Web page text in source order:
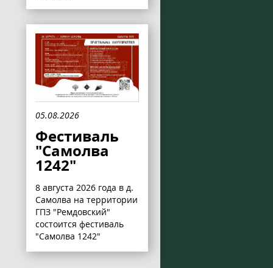
05.08.2026
Фестиваль
"Самолва
1242"
8 августа 2026 года в д.
Самолва на территории
ГПЗ "Ремдовский"
состоится фестиваль
"Самолва 1242"